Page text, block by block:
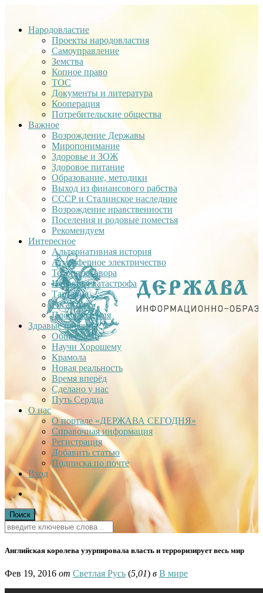
Народовластие
Проекты народовластия
Самоуправление
Земства
Копное право
ТОС
Документы и литература
Кооперация
Потребительские общества
Важное
Возрождение Державы
Миропонимание
Здоровье и ЗОЖ
Здоровое питание
Образование, методики
Выход из финансового рабства
СССР и Сталинское наследние
Возрождение нравственности
Поселения и родовые поместья
Рекомендуем
Интересное
Альтернативная история
Атмосферное электричество
Теория заговора
Недавняя катастрофа
Тартария
Гиганты
Плоская Земля
Здравые проекты
Общее дело
Научи Хорошему
Крамола
Новая реальность
Время вперёд
Сделано у нас
Путь Сердца
О нас
О портале «ДЕРЖАВА СЕГОДНЯ»
Справочная информация
Регистрация
Добавить статью
Подписка по почте
Вход
Английская королева узурпировала власть и терроризирует весь мир
Фев 19, 2016 от Светлая Русь (5,01) в В мире